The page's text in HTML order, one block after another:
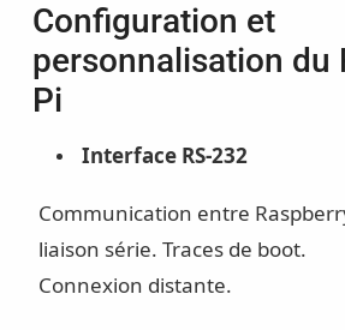
Configuration et
personnalisation du
Pi
Interface RS-232
Communication entre
liaison série. Traces de boot.
Connexion distante.